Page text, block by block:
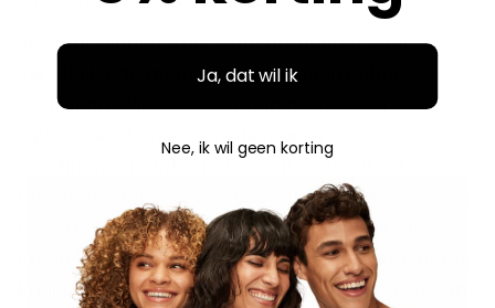
Je vindt binnen Bouclème producten voor
verschillende momenten in je haarroutine. De
Hydrating Hair Cleanser reinigt het haar
bijvoorbeeld op een milde manier. Een
maken na het wassen. Voor styling kun je kiezen
Curl Creamof Curl Defining Gel. De
cream geeft extra verzorging en de gel helpt om
krullen langer in vorm te houden. Daarnaast kan
Ja, dat wil ik
Nee, ik wil geen korting